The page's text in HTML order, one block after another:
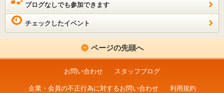
ブログなしでも参加できます
チェックしたイベント
ページの先頭へ
お問い合わせ スタッフブログ
企業・会員の不正行為に対するお問い合わせ 利用規約